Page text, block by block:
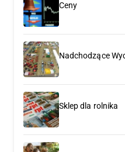
Ceny
Nadchodzące
Sklep dla rolnika